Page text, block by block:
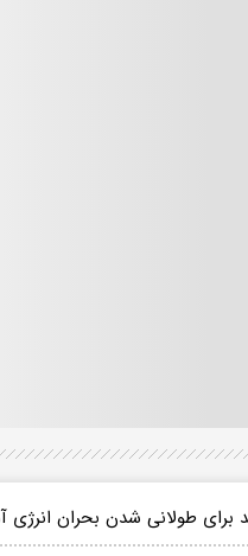
برای طولانی شدن بحران انرژی